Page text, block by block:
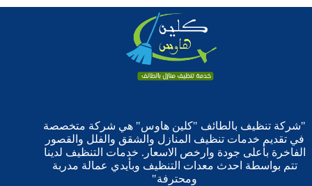
"شركة تنظيف بالطائف "كلين هاوس" هي شركة متخصصة
في تقديم خدمات تنظيف المنازل والشقق والفلل والقصور
الفاخرة بأعلى جودة وارخص الاسعار. خدمات التنظيف لدينا
تتم بواسطة احدث معدات التنظيف وبأيدي عمالة مدربة
ومحترفة"